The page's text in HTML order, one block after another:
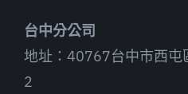
台中分公司
地址：40767台中市西
2